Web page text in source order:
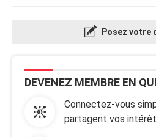
Posez votre
DEVENEZ MEMBRE EN
Connectez-vous
partagent vos